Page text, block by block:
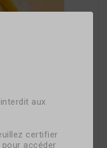
aux
certifier
accéder